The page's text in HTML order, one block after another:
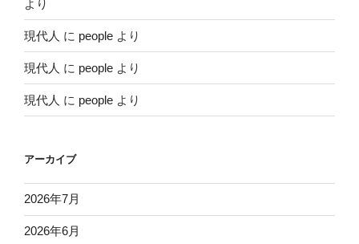
より
現代人 に people より
現代人 に people より
現代人 に people より
アーカイブ
2026年7月
2026年6月